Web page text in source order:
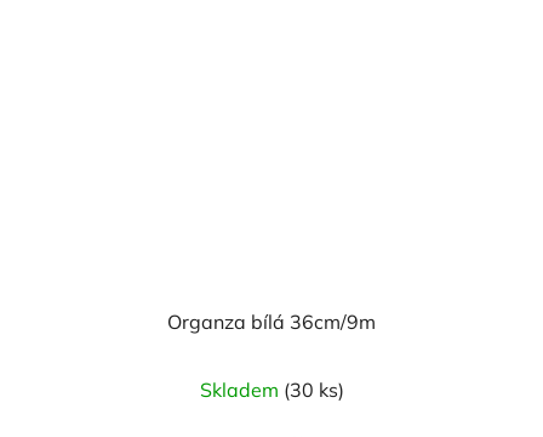
Organza bílá 36cm/9m
hodnocení
Skladem (30 ks)